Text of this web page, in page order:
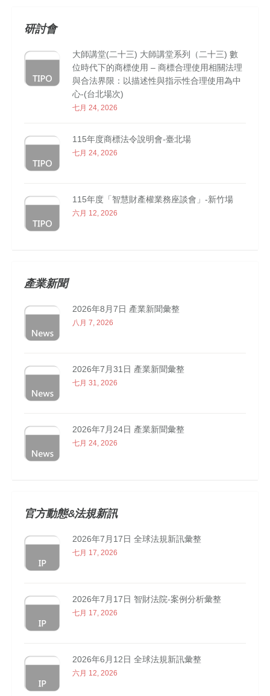
研討會
大師講堂(二十三) 大師講堂系列（二十三) 數
位時代下的商標使用 – 商標合理使用相關法理
與合法界限：以描述性與指示性合理使用為中
心-(台北場次)
七月 24, 2026
115年度商標法令說明會-臺北場
七月 24, 2026
115年度「智慧財產權業務座談會」-新竹場
六月 12, 2026
產業新聞
2026年8月7日 產業新聞彙整
八月 7, 2026
2026年7月31日 產業新聞彙整
七月 31, 2026
2026年7月24日 產業新聞彙整
七月 24, 2026
官方動態&法規新訊
2026年7月17日 全球法規新訊彙整
七月 17, 2026
2026年7月17日 智財法院-案例分析彙整
七月 17, 2026
2026年6月12日 全球法規新訊彙整
六月 12, 2026